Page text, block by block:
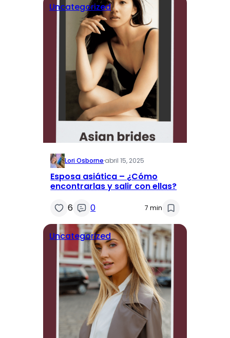
Uncategorized
Lori Osborne·abril 15, 2025
Esposa asiática – ¿Cómo
encontrarlas y salir con ellas?
6
0 7 min
Uncategorized